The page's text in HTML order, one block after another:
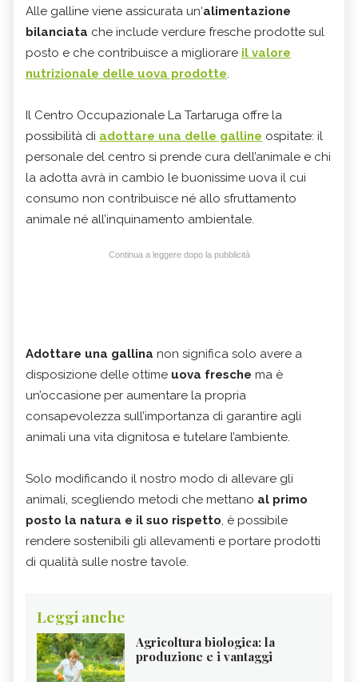
Alle galline viene assicurata un‘alimentazione
bilanciata che include verdure fresche prodotte sul
posto e che contribuisce a migliorare il valore
nutrizionale delle uova prodotte.
Il Centro Occupazionale La Tartaruga offre la
possibilità di adottare una delle galline ospitate: il
personale del centro si prende cura dell’animale e chi
la adotta avrà in cambio le buonissime uova il cui
consumo non contribuisce né allo sfruttamento
animale né all’inquinamento ambientale.
Continua a leggere dopo la pubblicità
Adottare una gallina non significa solo avere a
disposizione delle ottime uova fresche ma è
un’occasione per aumentare la propria
consapevolezza sull’importanza di garantire agli
animali una vita dignitosa e tutelare l’ambiente.
Solo modificando il nostro modo di allevare gli
animali, scegliendo metodi che mettano al primo
posto la natura e il suo rispetto, è possibile
rendere sostenibili gli allevamenti e portare prodotti
di qualità sulle nostre tavole.
Leggi anche
Agricoltura biologica: la
produzione e i vantaggi